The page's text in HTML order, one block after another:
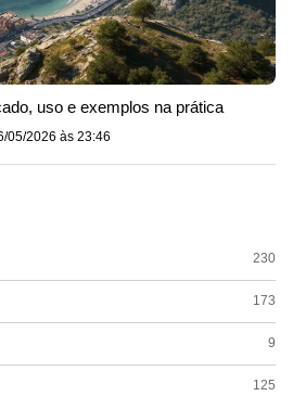
uso e exemplos na prática
05/2026 às 23:46
230
173
9
125